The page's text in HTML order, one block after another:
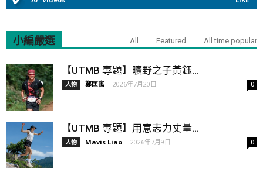
小編嚴選 All Featured All time popular
【UTMB 專題】曠野之子黃鈺...
人物 鄭匡寓 - 2026年7月20日 0
【UTMB 專題】用意志力丈量...
人物 Mavis Liao - 2026年7月9日 0